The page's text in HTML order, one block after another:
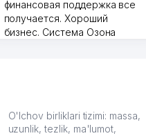
финансовая поддержка все
получается. Хороший
бизнес. Система Озона
тут у нас уже есть ПВЗ.
Выгодное дело и
O'lchov birliklari tizimi: massa,
uzunlik, tezlik, ma'lumot,